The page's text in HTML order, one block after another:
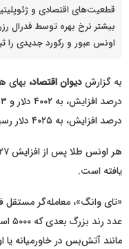
قطعیت‌های اقتصادی و
اونس عبور و رکورد جدیدی را
به گزارشدیوان اقتصاد،
درصد افزایش، به ۴۰۲۵ دلار رسید.
یافته است.
«تای وانگ»، معامله‌گر مستقل
مانند آتش‌بس در خاورمیانه